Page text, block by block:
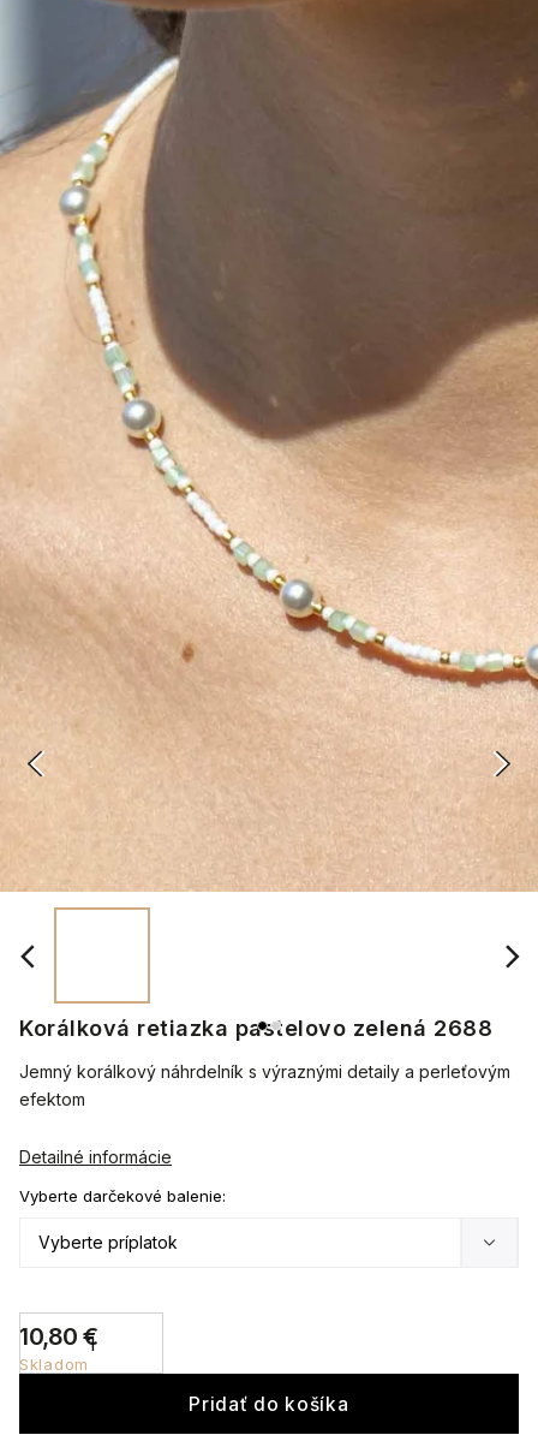
Korálková retiazka pastelovo zelená 2688
10,80 €
Skladom
Vyberte darčekové balenie:
Pridať do košíka
Jemný korálkový náhrdelník s výraznými detaily a perleťovým
efektom
Detailné informácie